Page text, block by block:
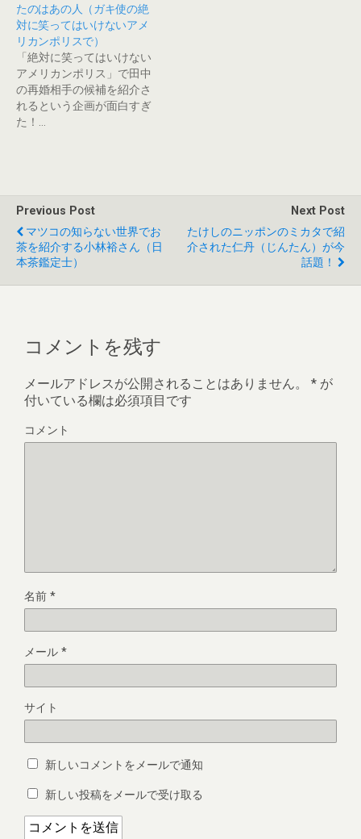
たのはあの人（ガキ使の絶
対に笑ってはいけないアメ
リカンポリスで）
「絶対に笑ってはいけない
アメリカンポリス」で田中
の再婚相手の候補を紹介さ
れるという企画が面白すぎ
た！…
Previous Post
マツコの知らない世界でお
茶を紹介する小林裕さん（日
本茶鑑定士）
Next Post
たけしのニッポンのミカタで紹
介された仁丹（じんたん）が今
話題！
コメントを残す
メールアドレスが公開されることはありません。 * が
付いている欄は必須項目です
コメント
名前 *
メール *
サイト
新しいコメントをメールで通知
新しい投稿をメールで受け取る